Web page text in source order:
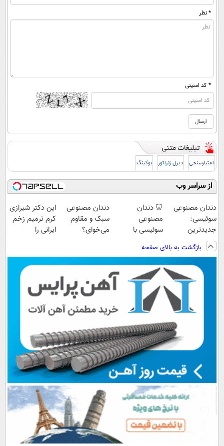
* نظر
* کد امنیتی
اعتبارسنجی دیزل ژنراتور بوکینگ
از سراسر وب
دندان مصنوعی
سوئیسی:
جدیدترین
فناوری اروپا،
سبک و مقاوم |
پرداخت قسطی
🦷 دندان
مصنوعی
سوئیسی با
دیجیتال |
پرداخت در 4
قسط |📍 تهران
دندان مصنوعی
سبک و مقاوم
می‌خوای؟
📍تهران
این دکتر شیرازی
کرم ترمیم زخم
ایرانی را
بازگشت به بالای صفحه